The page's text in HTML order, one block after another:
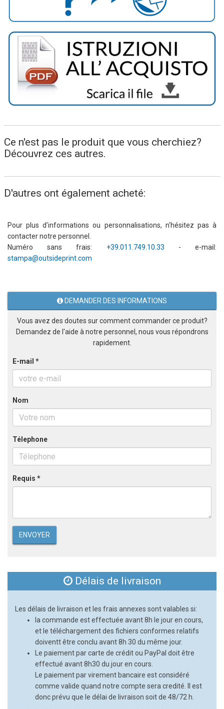
Ce n'est pas le produit que vous cherchiez?
Découvrez ces autres.
D'autres ont également acheté:
Pour plus d'informations ou personnalisations, n'hésitez pas à
contacter notre personnel.
Numéro sans frais: +39.011.749.10.33 - e-mail:
stampa@outsideprint.com
DEMANDER DES INFORMATIONS
Vous avez des doutes sur comment commander ce produit?
Demandez de l'aide à notre personnel, nous vous répondrons
rapidement.
E-mail *
Nom
Télephone
Requis *
ENVOYER
Délais de livraison
Les délais de livraison et les frais annexes sont valables si:
la commande est effectuée avant 8h le jour en cours,
et le téléchargement des fichiers conformes relatifs
doiventt être conclu avant 8h 30 du même jour.
Le paiement par carte de crédit ou PayPal doit être
effectué avant 8h30 du jour en cours.
Le paiement par virement bancaire est considéré
comme valide quand notre compte sera credité. Il est
donc prévu que le délai de livraison soit de 48/72 h.